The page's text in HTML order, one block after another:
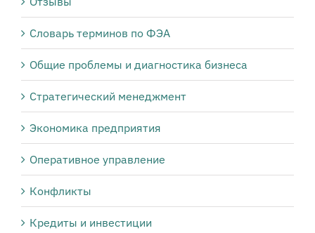
Словарь терминов по ФЭА
Общие проблемы и диагностика бизнеса
Стратегический менеджмент
Экономика предприятия
Оперативное управление
Конфликты
Кредиты и инвестиции